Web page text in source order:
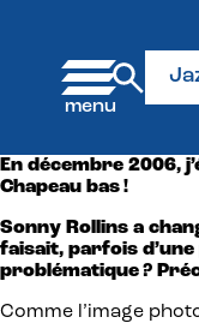
En décembre 2006,
Chapeau bas !
Sonny Rollins a
faisait, parfois
problématique ?
Comme l’image